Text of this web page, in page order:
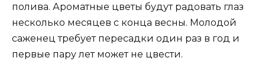
полива. Ароматные цветы будут радовать глаз
несколько месяцев с конца весны. Молодой
саженец требует пересадки один раз в год и
первые пару лет может не цвести.